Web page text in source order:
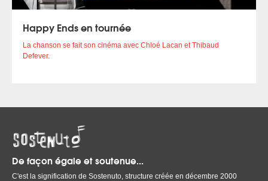
Happy Ends en tournée
La chanson se fait son cinéma avec Chloé Lacan et Thibaud
Defever.
De façon égale et soutenue...
C'est la signification de Sostenuto, structure créée en décembre 2000